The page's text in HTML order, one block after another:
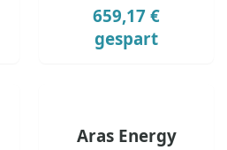
659,17 €
gespart
Aras Energy